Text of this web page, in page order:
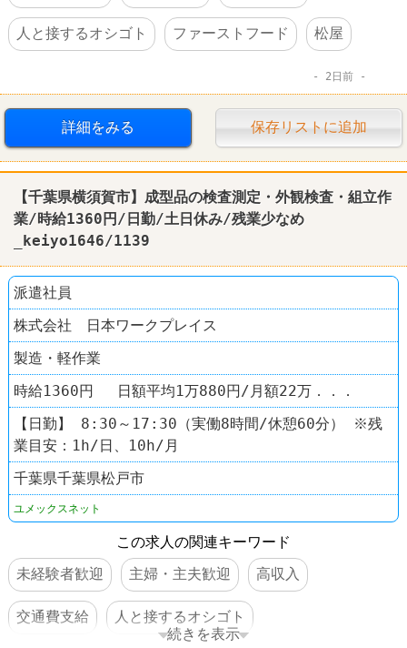
人と接するオシゴト ファーストフード 松屋
2日前
詳細をみる 保存リストに追加
【千葉県横須賀市】成型品の検査測定・外観検査・組立作
業/時給1360円/日勤/土日休み/残業少なめ
_keiyo1646/1139
派遣社員
株式会社 日本ワークプレイス
製造・軽作業
時給1360円 日額平均1万880円/月額22万．．．
【日勤】 8:30～17:30（実働8時間/休憩60分） ※残
業目安：1h/日、10h/月
千葉県千葉県松戸市
ユメックスネット
この求人の関連キーワード
未経験者歓迎
主婦・主夫歓迎 高収入
交通費支給 人と接するオシゴト
続きを表示